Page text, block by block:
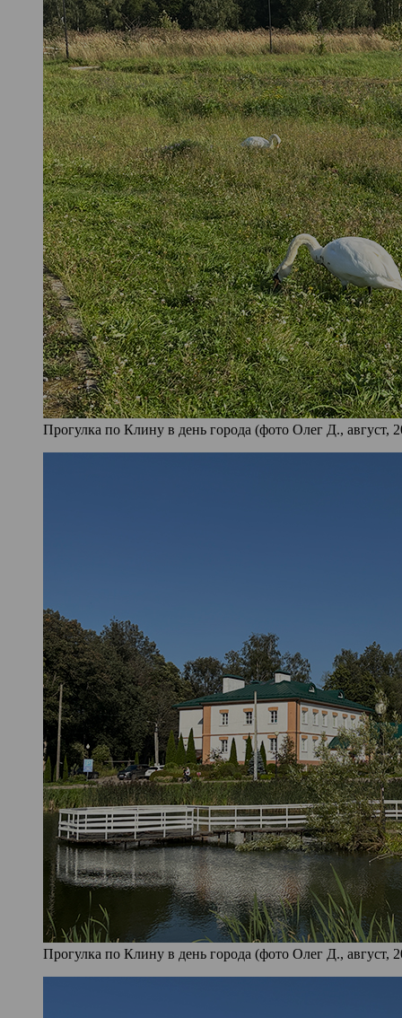
Прогулка по Клину в день города (фото Олег Д., август,
Прогулка по Клину в день города (фото Олег Д., август,